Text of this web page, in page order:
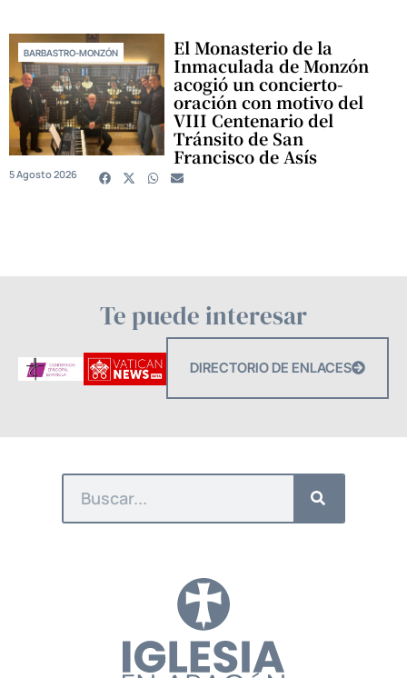
BARBASTRO-MONZÓN El Monasterio de la
Inmaculada de Monzón
acogió un concierto-
oración con motivo del
VIII Centenario del
Tránsito de San
Francisco de Asís
5 Agosto 2026
Te puede interesar
DIRECTORIO DE ENLACES